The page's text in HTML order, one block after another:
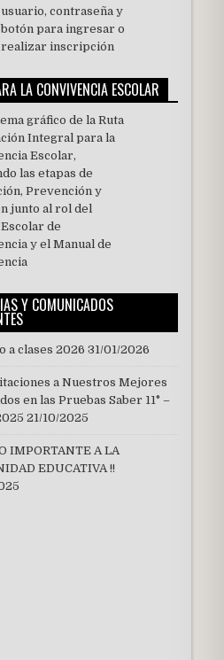
LA CONVIVENCIA ESCOLAR
Y COMUNICADOS
a clases 2026 31/01/2026
a Nuestros Mejores
en las Pruebas Saber 11° –
21/10/2025
IMPORTANTE A LA
EDUCATIVA !!